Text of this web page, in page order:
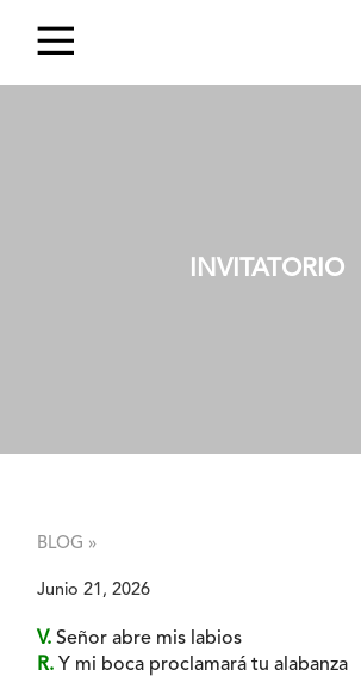
INVITATORIO
BLOG »
Junio 21, 2026
V. Señor abre mis labios
R. Y mi boca proclamará tu alabanza